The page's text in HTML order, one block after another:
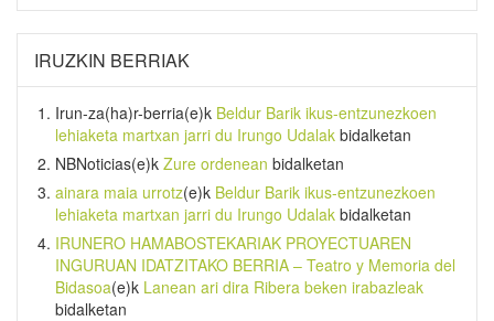
IRUZKIN BERRIAK
Irun-za(ha)r-berria(e)k Beldur Barik ikus-entzunezkoen
lehiaketa martxan jarri du Irungo Udalak bidalketan
NBNoticias(e)k Zure ordenean bidalketan
ainara maia urrotz(e)k Beldur Barik ikus-entzunezkoen
lehiaketa martxan jarri du Irungo Udalak bidalketan
IRUNERO HAMABOSTEKARIAK PROYECTUAREN
INGURUAN IDATZITAKO BERRIA – Teatro y Memoria del
Bidasoa(e)k Lanean ari dira Ribera beken irabazleak
bidalketan